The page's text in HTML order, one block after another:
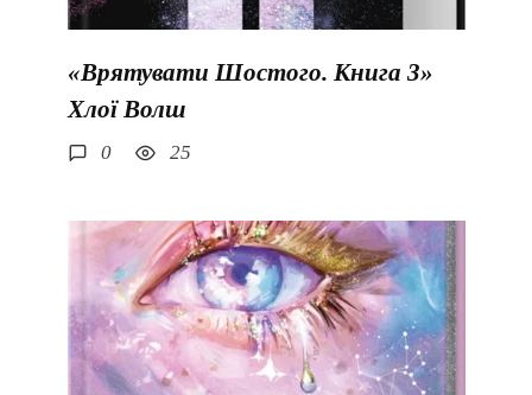
«Врятувати Шостого. Книга 3»
Хлої Волш
0 25